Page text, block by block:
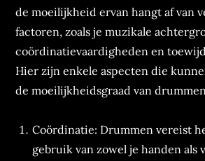
de moeilijkheid ervan hangt af van
factoren, zoals je muzikale
coördinatievaardigheden en
Hier zijn enkele aspecten die
de moeilijkheidsgraad van
Coördinatie: Drummen vereist
gebruik van zowel je handen als